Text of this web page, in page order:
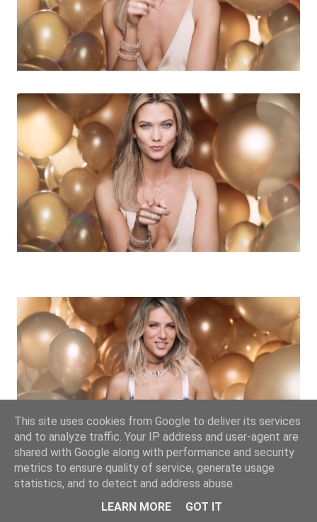
This site uses cookies from Google to deliver its services
and to analyze traffic. Your IP address and user-agent are
shared with Google along with performance and security
metrics to ensure quality of service, generate usage
statistics, and to detect and address abuse.
LEARN MORE
GOT IT